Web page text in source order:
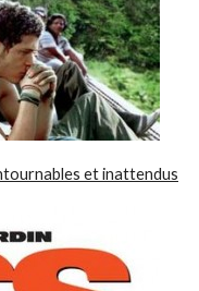
et inattendus